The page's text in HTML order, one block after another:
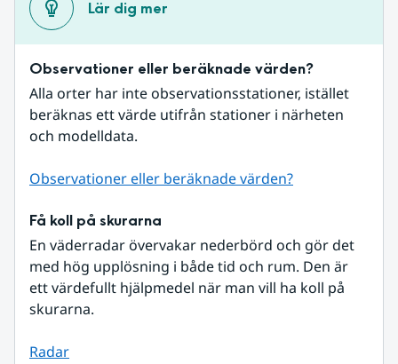
Lär dig mer
Observationer eller beräknade värden?
Alla orter har inte observationsstationer, istället
beräknas ett värde utifrån stationer i närheten
och modelldata.
Observationer eller beräknade värden?
Få koll på skurarna
En väderradar övervakar nederbörd och gör det
med hög upplösning i både tid och rum. Den är
ett värdefullt hjälpmedel när man vill ha koll på
skurarna.
Radar